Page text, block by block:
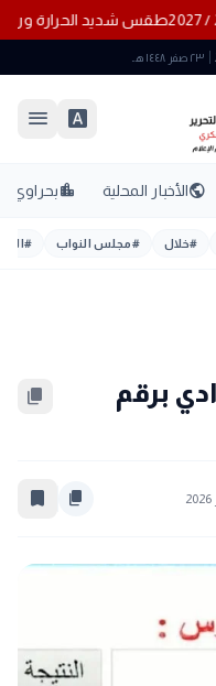
طقس شديد الحرارة
٢٣ صفر ١٤٤٨ هـ
font_download
menu
publicالأخبار المحلية location_cityبحراوي
#خلال #مجلس النواب #
برقم
content_copy
content_copy
bookmark_border